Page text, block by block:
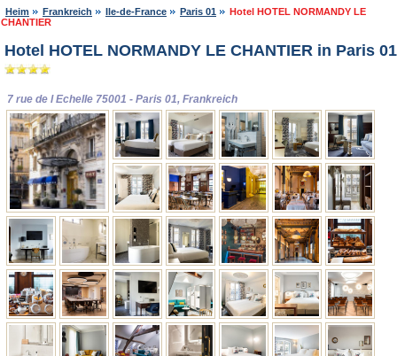
Heim Frankreich Ile-de-France Paris 01
Hotel HOTEL NORMANDY LE
CHANTIER
Hotel HOTEL NORMANDY LE CHANTIER in Paris 01
7 rue de l Echelle 75001 - Paris 01, Frankreich